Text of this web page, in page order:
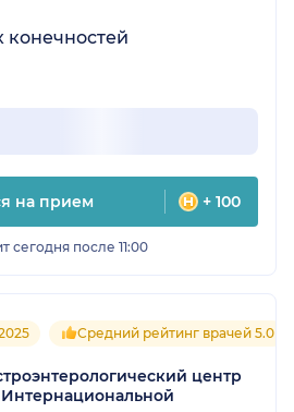
на прием + 100
сегодня после 11:00
Средний рейтинг врачей 5.0
центр